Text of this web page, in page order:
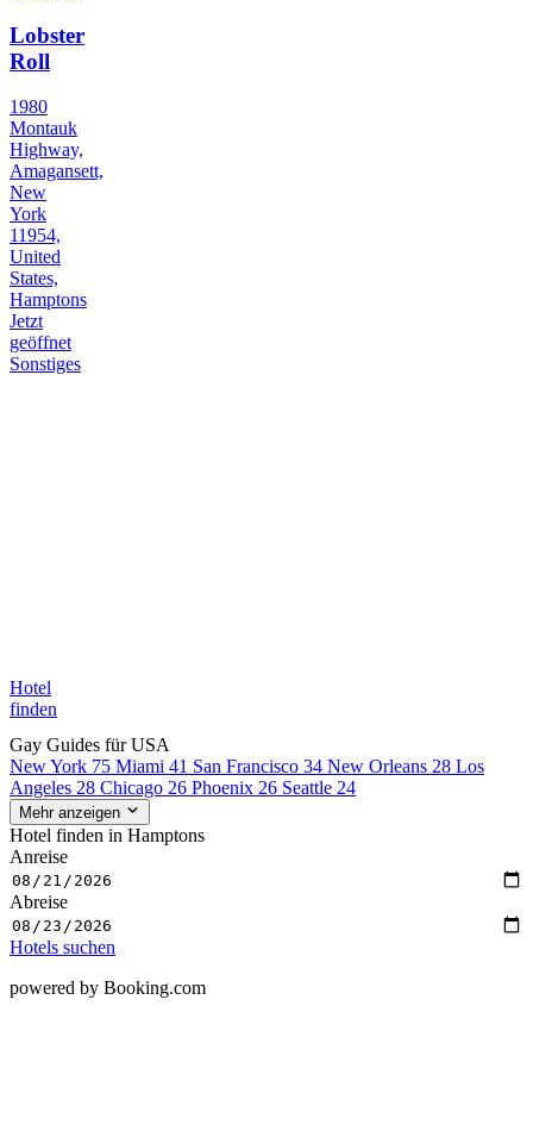
Lobster
Roll
1980
Montauk
Highway,
Amagansett,
New
York
11954,
United
States,
Hamptons
Jetzt
geöffnet
Sonstiges
Hotel
finden
Gay Guides für USA
New York 75 Miami 41 San Francisco 34 New Orleans 28 Los
Angeles 28 Chicago 26 Phoenix 26 Seattle 24
Mehr anzeigen
Hotel finden in Hamptons
Anreise
Abreise
Hotels suchen
powered by Booking.com